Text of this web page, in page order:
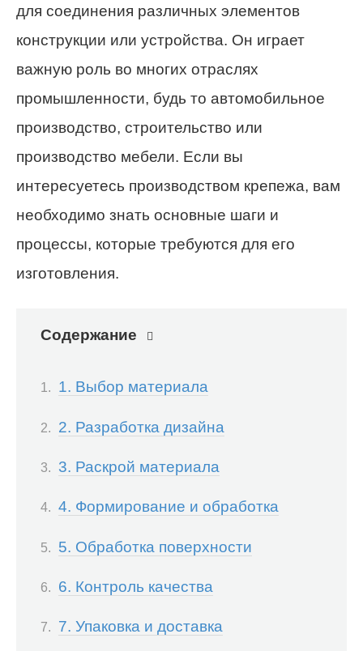
для соединения различных элементов
конструкции или устройства. Он играет
важную роль во многих отраслях
промышленности, будь то автомобильное
производство, строительство или
производство мебели. Если вы
интересуетесь производством крепежа, вам
необходимо знать основные шаги и
процессы, которые требуются для его
изготовления.
Содержание
1. Выбор материала
2. Разработка дизайна
3. Раскрой материала
4. Формирование и обработка
5. Обработка поверхности
6. Контроль качества
7. Упаковка и доставка